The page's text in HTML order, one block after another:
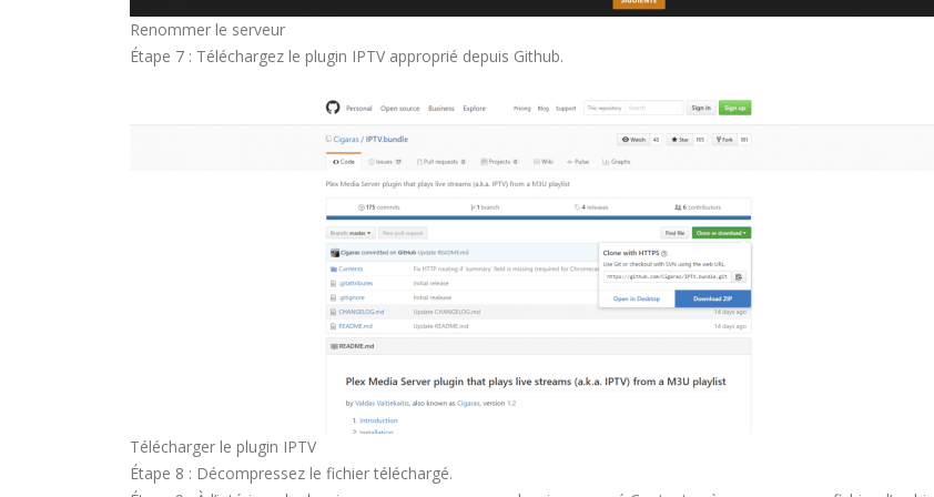
Renommer le serveur
Étape 7 : Téléchargez le plugin IPTV approprié depuis Github.
Télécharger le plugin IPTV
Étape 8 : Décompressez le fichier téléchargé.